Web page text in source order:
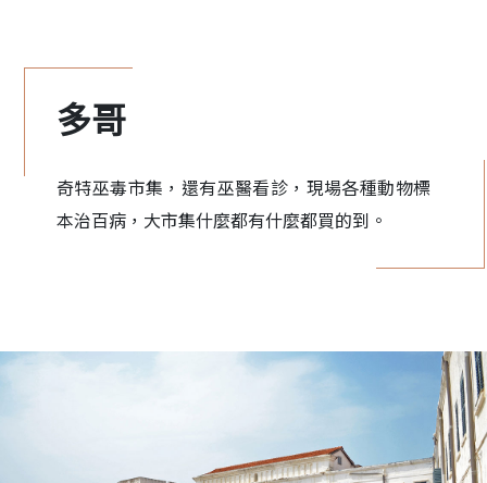
多哥
奇特巫毒市集，還有巫醫看診，現場各種動物標
本治百病，大市集什麼都有什麼都買的到。